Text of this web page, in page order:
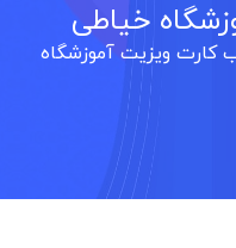
خیاطی
کارت ویزیت آموزشگاه